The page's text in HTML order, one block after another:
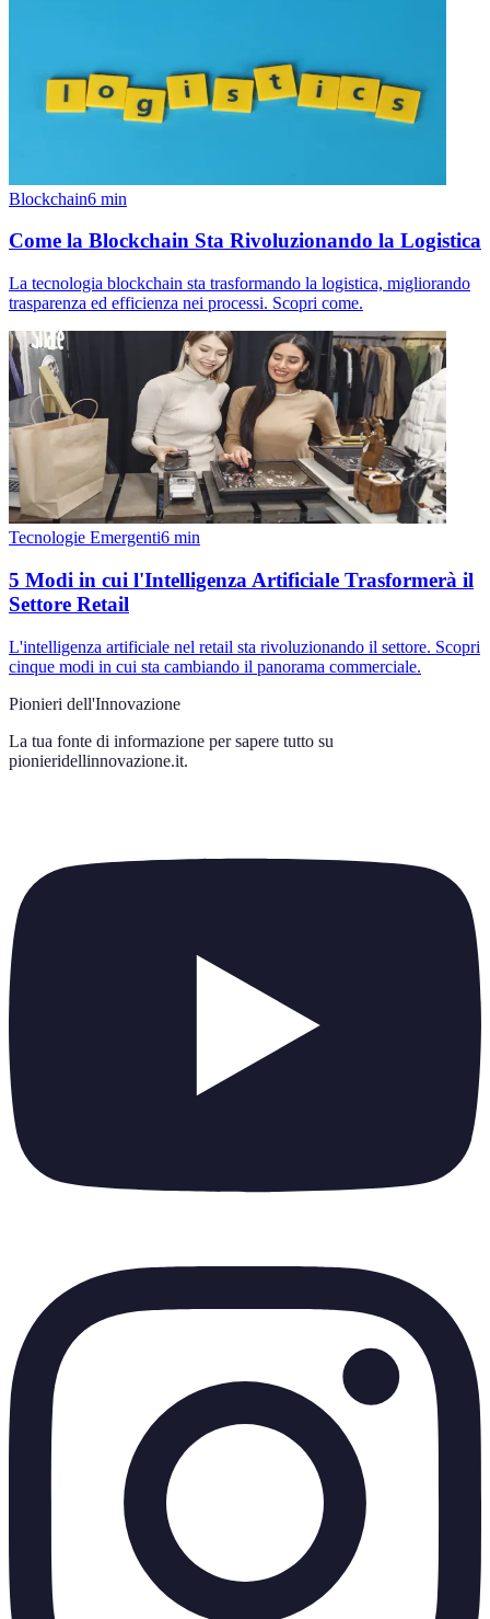
Blockchain6 min
Come la Blockchain Sta Rivoluzionando la Logistica
La tecnologia blockchain sta trasformando la logistica, migliorando
trasparenza ed efficienza nei processi. Scopri come.
Tecnologie Emergenti6 min
5 Modi in cui l'Intelligenza Artificiale Trasformerà il
Settore Retail
L'intelligenza artificiale nel retail sta rivoluzionando il settore. Scopri
cinque modi in cui sta cambiando il panorama commerciale.
Pionieri dell'Innovazione
La tua fonte di informazione per sapere tutto su
pionieridellinnovazione.it.